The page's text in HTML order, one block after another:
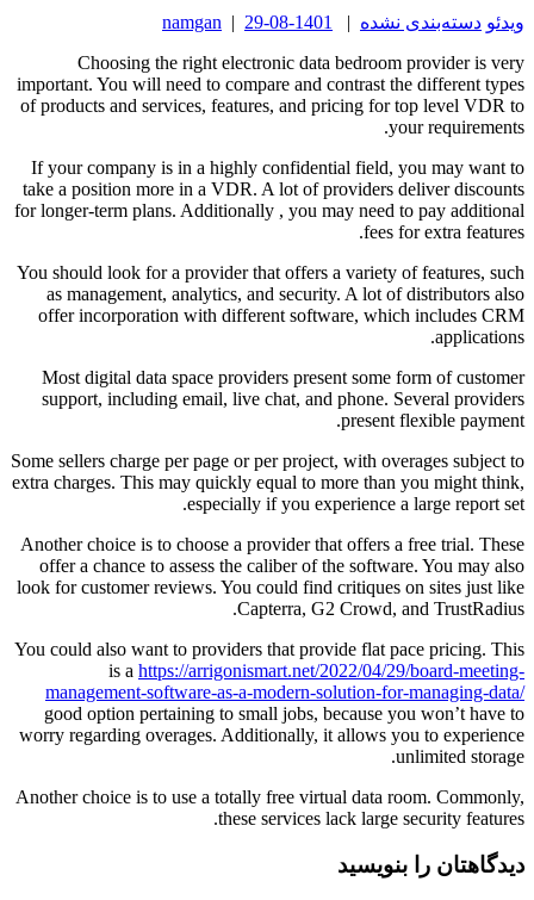
ویدئو دسته‌بندی نشده |
1401-08-29
|
namgan
Choosing the right electronic data bedroom provider is very
important. You will need to compare and contrast the different types
of products and services, features, and pricing for top level VDR to
your requirements.
If your company is in a highly confidential field, you may want to
take a position more in a VDR. A lot of providers deliver discounts
for longer-term plans. Additionally , you may need to pay additional
fees for extra features.
You should look for a provider that offers a variety of features, such
as management, analytics, and security. A lot of distributors also
offer incorporation with different software, which includes CRM
applications.
Most digital data space providers present some form of customer
support, including email, live chat, and phone. Several providers
present flexible payment.
Some sellers charge per page or per project, with overages subject to
extra charges. This may quickly equal to more than you might think,
especially if you experience a large report set.
Another choice is to choose a provider that offers a free trial. These
offer a chance to assess the caliber of the software. You may also
look for customer reviews. You could find critiques on sites just like
Capterra, G2 Crowd, and TrustRadius.
You could also want to providers that provide flat pace pricing. This
is a https://arrigonismart.net/2022/04/29/board-meeting-
management-software-as-a-modern-solution-for-managing-data/
good option pertaining to small jobs, because you won’t have to
worry regarding overages. Additionally, it allows you to experience
unlimited storage.
Another choice is to use a totally free virtual data room. Commonly,
these services lack large security features.
دیدگاهتان را بنویسید